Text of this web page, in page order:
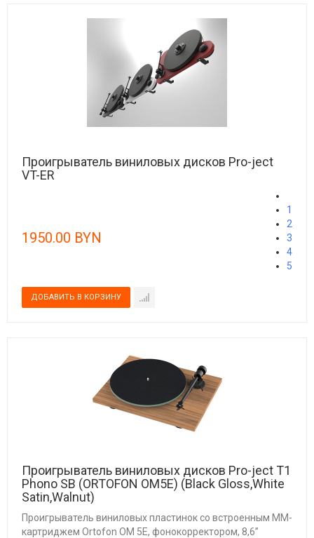
Проигрыватель виниловых дисков Pro-ject
VT-ER
1950.00 BYN
1
2
3
4
5
Проигрыватель виниловых дисков Pro-ject T1
Phono SB (ORTOFON OM5E) (Black Gloss,White
Satin,Walnut)
Проигрыватель виниловых пластинок со встроенным ММ-
картриджем Ortofon OM 5E, фонокорректором, 8,6”